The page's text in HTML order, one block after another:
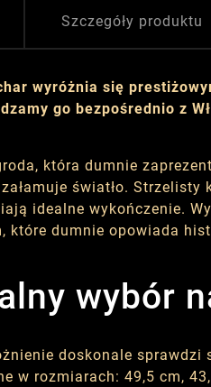
Szczegóły produktu
wyróżnia się
go bezpośrednio z
która dumnie
światło.
idealne wykończenie.
które dumnie opowiada
wybór
doskonale sprawdzi
w rozmiarach: 49,5 cm,